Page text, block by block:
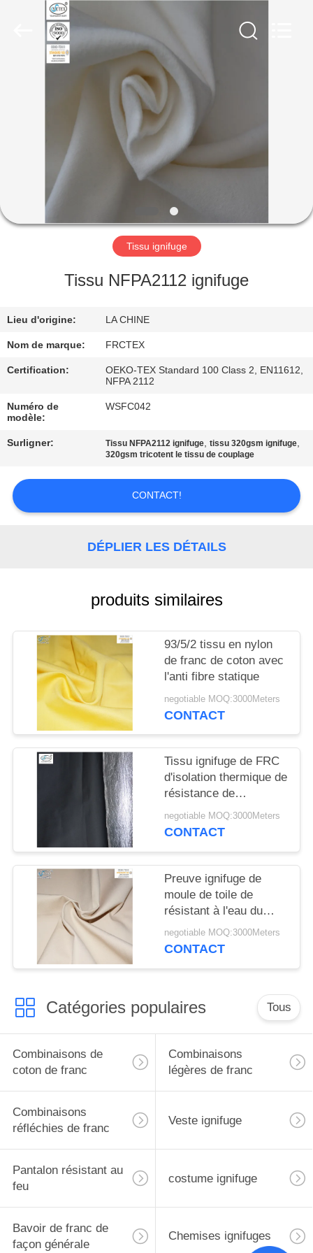
PRODUITS
SUJET
DE
NOUS
CONTRÔLE
DE
NOUS
DEMANDEZ
UNE
CITATION
SITE
PRIVACY
POLICY
Textiles&Garments
Tissu ignifuge
Tissu NFPA2112 ignifuge
Lieu d'origine: LA CHINE
Nom de marque: FRCTEX
Certification:
OEKO-TEX Standard 100 Class 2, EN11612,
NFPA 2112
Numéro de
modèle:
WSFC042
Surligner: Tissu NFPA2112 ignifuge,tissu 320gsm ignifuge,
320gsm tricotent le tissu de couplage
CONTACT!
DÉPLIER LES DÉTAILS
produits similaires
93/5/2 tissu en nylon
de franc de coton avec
l'anti fibre statique
negotiable MOQ:3000Meters
CONTACT
Tissu ignifuge de FRC
d'isolation thermique de
résistance de
rayonnement thermique
avec le papier
negotiable MOQ:3000Meters
CONTACT
Preuve ignifuge de
moule de toile de
résistant à l'eau du
tissu CVC 310gsm
pour la tente
negotiable MOQ:3000Meters
CONTACT
Catégories populaires Tous
Combinaisons de
coton de franc
Combinaisons
légères de franc
Combinaisons
réfléchies de franc
Veste ignifuge
Pantalon résistant au
feu
costume ignifuge
Bavoir de franc de
façon générale
Chemises ignifuges